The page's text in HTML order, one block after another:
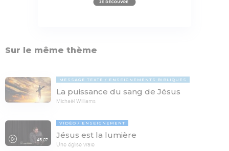
Sur le même thème
MESSAGE TEXTE ENSEIGNEMENTS BIBLIQUES
La puissance du sang de Jésus
Michaël Williams
45:07
VIDÉO ENSEIGNEMENT
Jésus est la lumière
Une église vraie